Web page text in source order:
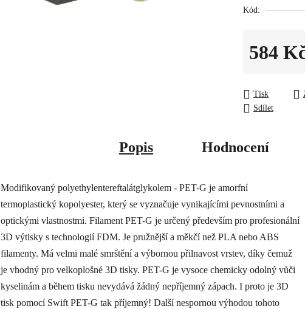
5
Kód:
584
Tisk
Sdílet
Popis Hodnocení
Modifikovaný polyethylentereftalátglykolem - PET-G je amorfní
termoplastický kopolyester, který se vyznačuje vynikajícími pevnostními a
optickými vlastnostmi. Filament PET-G je určený především pro profesionální
3D výtisky s technologií FDM. Je pružnější a měkčí než PLA nebo ABS
filamenty. Má velmi malé smrštění a výbornou přilnavost vrstev, díky čemuž
je vhodný pro velkoplošné 3D tisky. PET-G je vysoce chemicky odolný vůči
kyselinám a během tisku nevydává žádný nepříjemný zápach. I proto je 3D
tisk pomocí Swift PET-G tak příjemný! Další nespornou výhodou tohoto